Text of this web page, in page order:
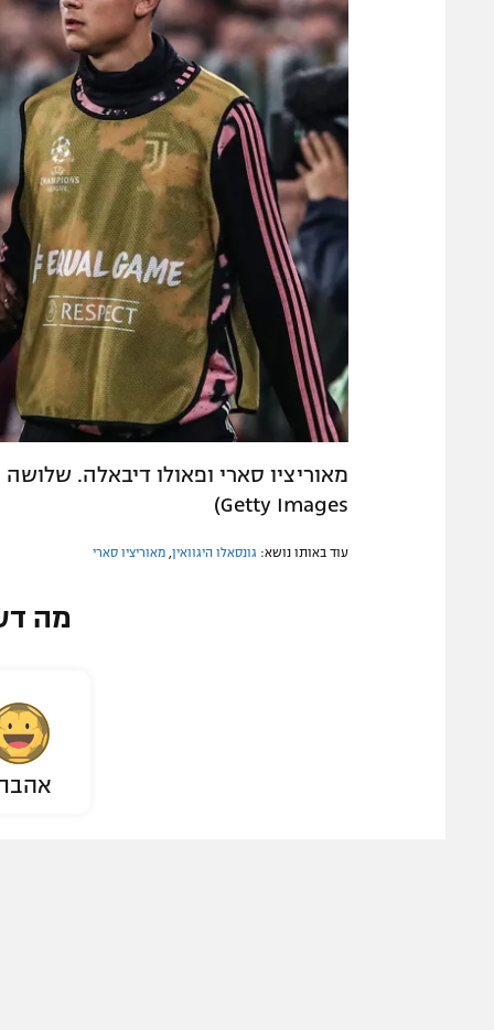
Getty Images)
עוד באותו נושא: גונסאלו היגוואין מאוריציו סארי
מה